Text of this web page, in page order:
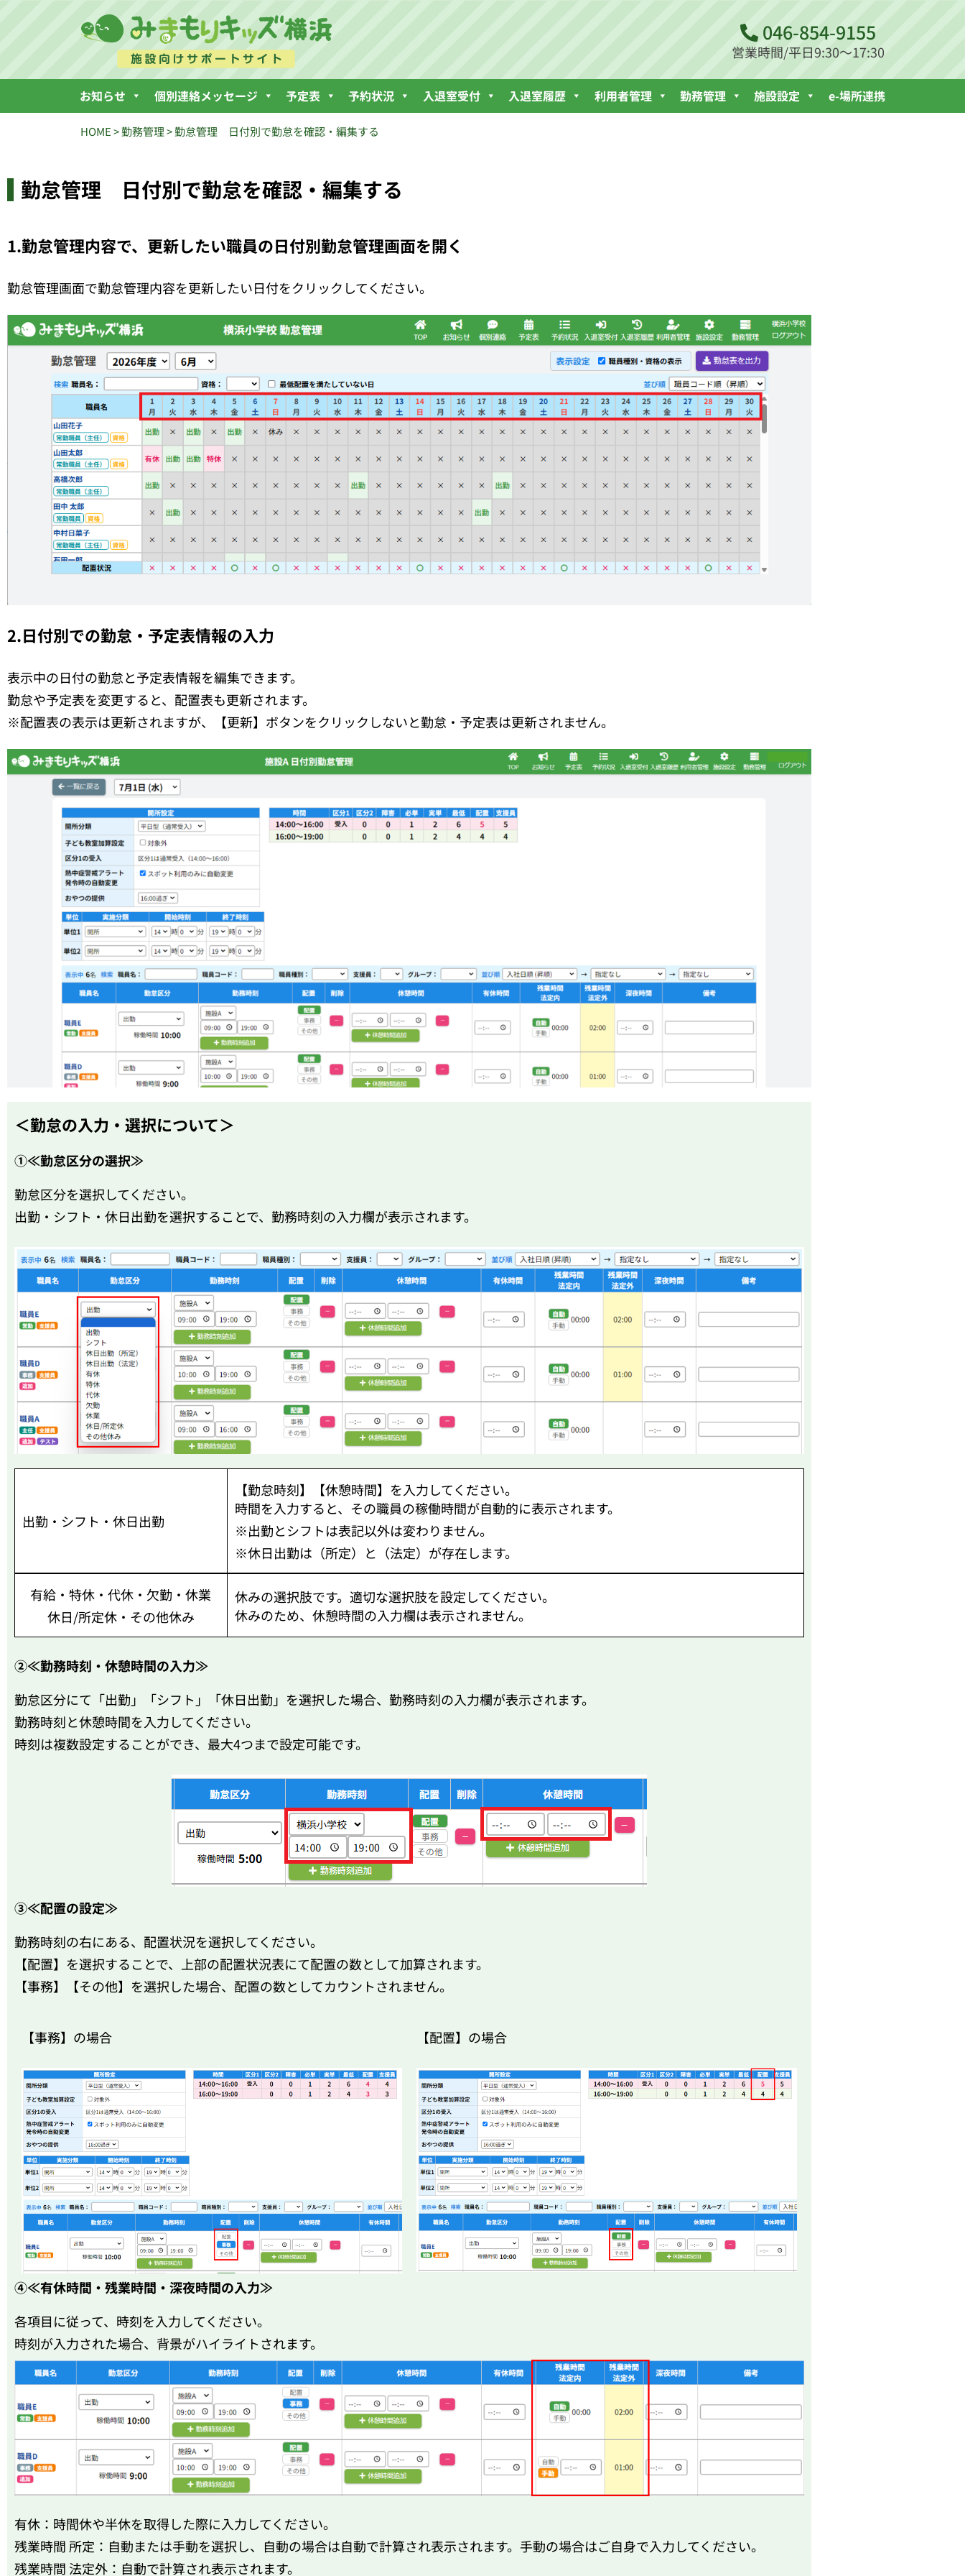
046-854-9155
営業時間/平日9:30～17:30
お知らせ 個別連絡メッセージ 予定表 予約状況 入退室受付 入退室履歴 利用者管理 勤務管理 施設設定 e-場所連携
HOME>勤務管理>勤怠管理 日付別で勤怠を確認・編集する
勤怠管理 日付別で勤怠を確認・編集する
1.勤怠管理内容で、更新したい職員の日付別勤怠管理画面を開く
勤怠管理画面で勤怠管理内容を更新したい日付をクリックしてください。
2.日付別での勤怠・予定表情報の入力
表示中の日付の勤怠と予定表情報を編集できます。
勤怠や予定表を変更すると、配置表も更新されます。
※配置表の表示は更新されますが、【更新】ボタンをクリックしないと勤怠・予定表は更新されません。
＜勤怠の入力・選択について＞
①≪勤怠区分の選択≫
勤怠区分を選択してください。
出勤・シフト・休日出勤を選択することで、勤務時刻の入力欄が表示されます。
出勤・シフト・休日出勤
【勤怠時刻】【休憩時間】を入力してください。
時間を入力すると、その職員の稼働時間が自動的に表示されます。
※出勤とシフトは表記以外は変わりません。
※休日出勤は（所定）と（法定）が存在します。
有給・特休・代休・欠勤・休業
休日/所定休・その他休み
休みの選択肢です。適切な選択肢を設定してください。
休みのため、休憩時間の入力欄は表示されません。
②≪勤務時刻・休憩時間の入力≫
勤怠区分にて「出勤」「シフト」「休日出勤」を選択した場合、勤務時刻の入力欄が表示されます。
勤務時刻と休憩時間を入力してください。
時刻は複数設定することができ、最大4つまで設定可能です。
③≪配置の設定≫
勤務時刻の右にある、配置状況を選択してください。
【配置】を選択することで、上部の配置状況表にて配置の数として加算されます。
【事務】【その他】を選択した場合、配置の数としてカウントされません。
【事務】の場合 【配置】の場合
④≪有休時間・残業時間・深夜時間の入力≫
各項目に従って、時刻を入力してください。
時刻が入力された場合、背景がハイライトされます。
有休：時間休や半休を取得した際に入力してください。
残業時間 所定 ：自動または手動を選択し、自動の場合は自動で計算され表示されます。 手動の場合はご自身で入力してください。
残業時間 法定外：自動で計算され表示されます。